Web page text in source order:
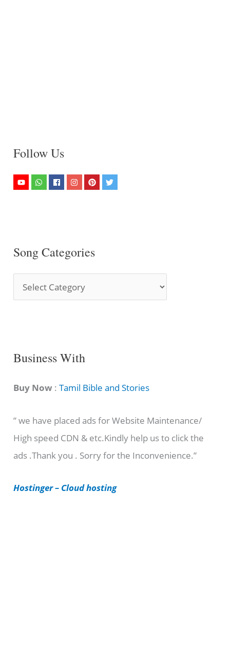
Follow Us
Song Categories
o
C
t
g
o
r
e
Business With
Buy Now :Tamil Bible and Stories
” we have placed ads for Website Maintenance/
High speed CDN & etc.Kindly help us to click the
ads .Thank you . Sorry for the Inconvenience.”
Hostinger – Cloud hosting